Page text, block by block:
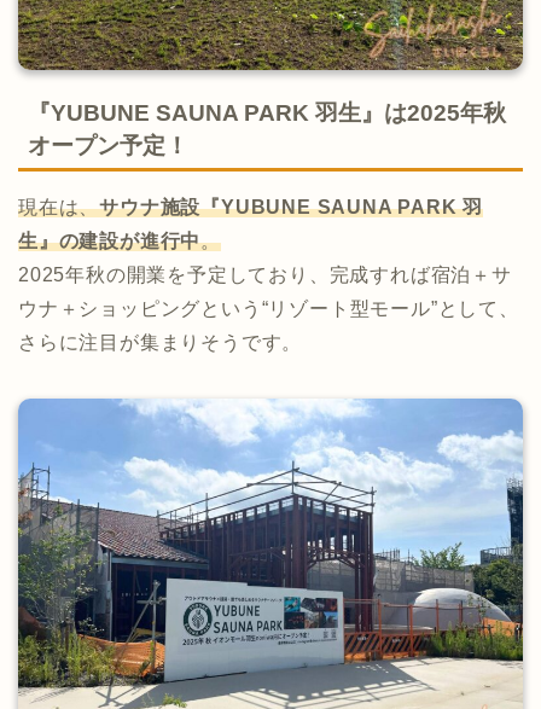
『YUBUNE SAUNA PARK 羽生』は2025年秋
オープン予定！
現在は、サウナ施設『YUBUNE SAUNA PARK 羽
生』の建設が進行中。
2025年秋の開業を予定しており、完成すれば宿泊＋サ
ウナ＋ショッピングという“リゾート型モール”として、
さらに注目が集まりそうです。